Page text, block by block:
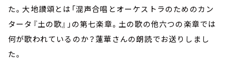
た。大地讃頌とは「混声合唱とオーケストラのためのカン
タータ『土の歌』」の第七楽章。土の歌の他六つの楽章では
何が歌われているのか？蓮華さんの朗読でお送りしまし
た。